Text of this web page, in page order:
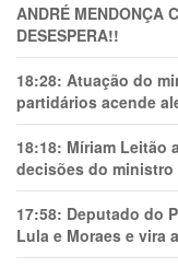
ANDRÉ MENDONÇA
DESESPERA!!
18:28: Atuação do
partidários acende
18:18: Míriam Leitão
decisões do ministro
17:58: Deputado do
Lula e Moraes e vira